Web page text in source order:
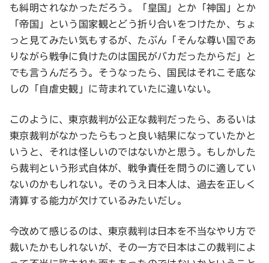
も糾明されなかっただろう。「皇国」とか「神国」とか
「帝国」という国家観とどう折り合いをつけたか、ちょ
っと見てみたい気もするが、たぶん「そんな尊い国であ
りながら戦争に負けたのは国民がバカだったからだ」と
でも言うんだろう。そうなったら、国民はそれこそ底な
しの「自虐史観」に苛まれていたに違いない。
このように、東京裁判が公正な裁判だったら、あるいは
東京裁判がなかったらもっと良い結果になっていたかと
いうと、それは怪しいのではないかと思う。もしかした
ら裁判という形式自体が、戦争責任を問うのに適してい
ないのかもしれない。そのうえ日本人は、過去を正しく
清算する能力が欠けているみたいだし。
今改めて感じるのは、東京裁判は日本を不当なやり方で
裁いたかもしれないが、その一方で日本はこの裁判によ